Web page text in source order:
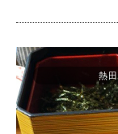
熱